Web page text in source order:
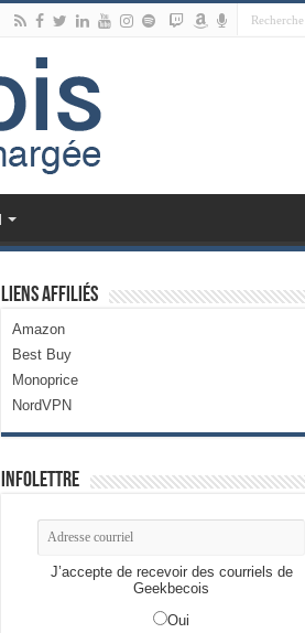
Liens Affiliés
Amazon
Best Buy
Monoprice
NordVPN
Infolettre
J’accepte de recevoir des courriels de
Geekbecois
Oui